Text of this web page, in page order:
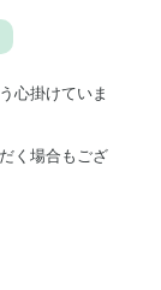
心掛けていま
く場合もござ